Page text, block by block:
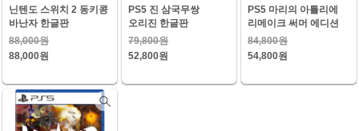
닌텐도 스위치 2 동키콩
바난자 한글판
88,000원
88,000원
PS5 진 삼국무쌍
오리진 한글판
79,800원
52,800원
PS5 마리의 아틀리에
리메이크 써머 에디션
84,800원
54,800원